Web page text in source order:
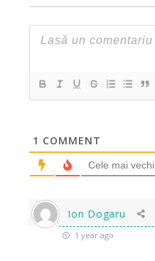
1 COMMENT
Cele mai vechi
Ion Dogaru
1 year ago